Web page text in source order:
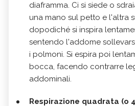
diaframma. Ci si siede o
una mano sul petto e l'altra
dopodiché si inspira
sentendo l'addome
i polmoni. Si espira poi
bocca, facendo contrarre
addominali.
Respirazione quadrata (o